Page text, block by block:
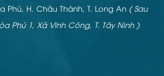
Phú, H. Châu Thành, T. Long An ( Sau
Phú 1, Xã Vĩnh Công, T. Tây Ninh )